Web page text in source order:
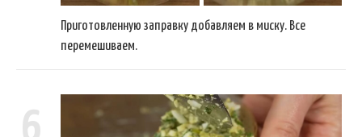
Приготовленную заправку добавляем в миску. Все
перемешиваем.